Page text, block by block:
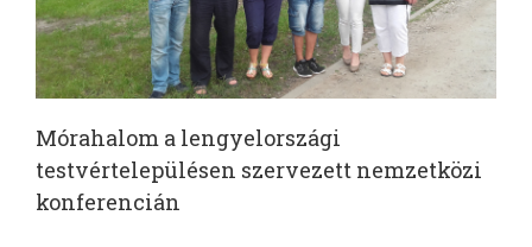
Mórahalom a lengyelországi
testvértelepülésen szervezett nemzetközi
konferencián